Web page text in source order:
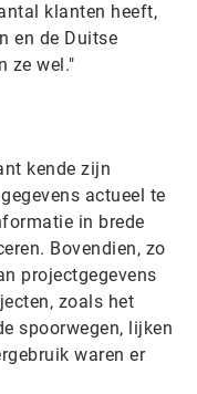
klanten heeft,
en de Duitse
ze wel."
kende zijn
actueel te
in brede
Bovendien, zo
projectgegevens
zoals het
spoorwegen, lijken
waren er